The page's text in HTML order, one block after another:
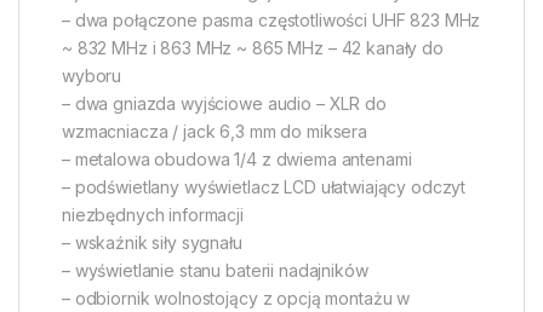
– dwa połączone pasma częstotliwości UHF 823 MHz
~ 832 MHz i 863 MHz ~ 865 MHz – 42 kanały do
wyboru
– dwa gniazda wyjściowe audio – XLR do
wzmacniacza / jack 6,3 mm do miksera
– metalowa obudowa 1/4 z dwiema antenami
– podświetlany wyświetlacz LCD ułatwiający odczyt
niezbędnych informacji
– wskaźnik siły sygnału
– wyświetlanie stanu baterii nadajników
– odbiornik wolnostojący z opcją montażu w